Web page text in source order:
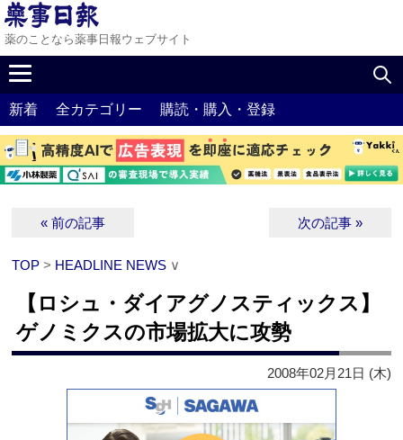
薬のことなら薬事日報ウェブサイト
新着 全カテゴリー 購読・購入・登録
« 前の記事 次の記事 »
TOP > HEADLINE NEWS ∨
【ロシュ・ダイアグノスティックス】
ゲノミクスの市場拡大に攻勢
2008年02月21日 (木)